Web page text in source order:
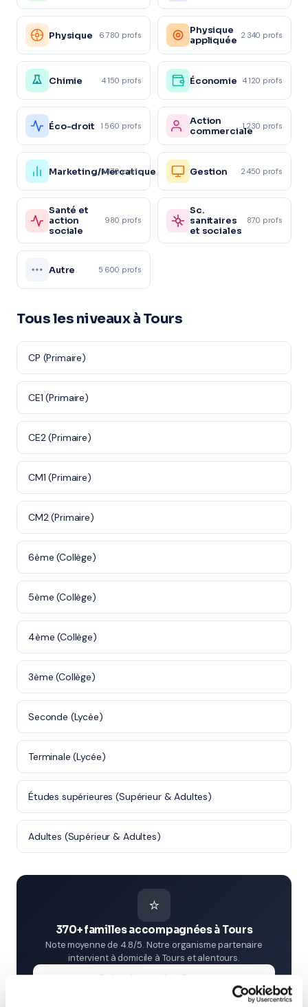
Physique 6 780 profs
Physique
appliquée 2 340 profs
Chimie 4 150 profs Économie 4 120 profs
Éco-droit 1 560 profs
Action
commerciale1 230 profs
Marketing/Mercatique
1 870 profs Gestion 2 450 profs
Santé et
action
sociale
980 profs
Sc.
sanitaires
et sociales
870 profs
Autre 5 600 profs
Tous les niveaux à Tours
CP (Primaire)
CE1 (Primaire)
CE2 (Primaire)
CM1 (Primaire)
CM2 (Primaire)
6ème (Collège)
5ème (Collège)
4ème (Collège)
3ème (Collège)
Seconde (Lycée)
Terminale (Lycée)
Études supérieures (Supérieur & Adultes)
Adultes (Supérieur & Adultes)
⭐
370+ familles accompagnées à Tours
Note moyenne de 4.8/5. Notre organisme partenaire
intervient à domicile à Tours et alentours.
Rejoindre ces familles →